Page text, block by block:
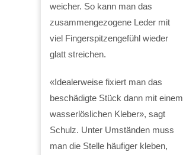
weicher. So kann man das
zusammengezogene Leder mit
viel Fingerspitzengefühl wieder
glatt streichen.
«Idealerweise fixiert man das
beschädigte Stück dann mit einem
wasserlöslichen Kleber», sagt
Schulz. Unter Umständen muss
man die Stelle häufiger kleben,